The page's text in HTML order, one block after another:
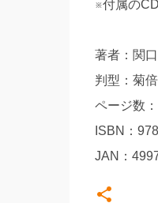
※付属の
著者：関
判型：菊倍
ページ数
ISBN：
JAN：